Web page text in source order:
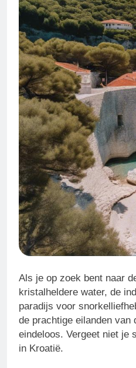
Als je op zoek bent naar
kristalheldere water, de
paradijs voor
de prachtige eilanden
eindeloos. Vergeet niet je
in Kroatië.